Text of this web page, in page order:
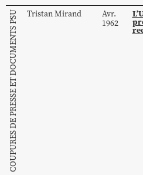
COUPURES DE PRESSE ET DOCUMENTS PSU TristanMirand
Avr.
1962